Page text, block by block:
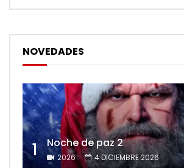
NOVEDADES
1 Noche de paz 2
2026 4 DICIEMBRE 2026